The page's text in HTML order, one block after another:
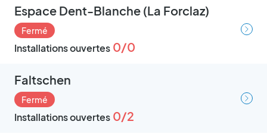
Espace Dent-Blanche (La Forclaz)
Fermé
Installations ouvertes 0/0
Faltschen
Fermé
Installations ouvertes 0/2